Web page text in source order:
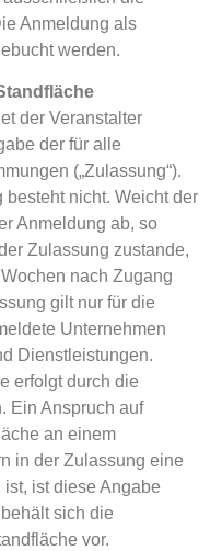
Anmeldung als
werden.
der Veranstalter
der für alle
(„Zulassung“).
nicht. Weicht der
Anmeldung ab, so
Zulassung zustande,
nach Zugang
gilt nur für die
Unternehmen
Dienstleistungen.
erfolgt durch die
Ein Anspruch auf
an einem
in der Zulassung eine
ist diese Angabe
sich die
vor.